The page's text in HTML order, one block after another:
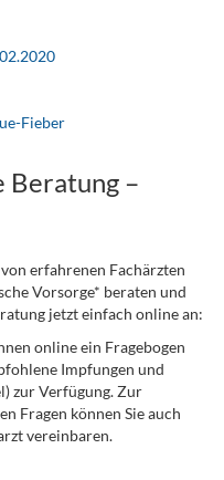
Fieber
Beratung –
erfahrenen Fachärzten
Vorsorge* beraten und
jetzt einfach online an:
online ein Fragebogen
Impfungen und
zur Verfügung. Zur
Fragen können Sie auch
vereinbaren.